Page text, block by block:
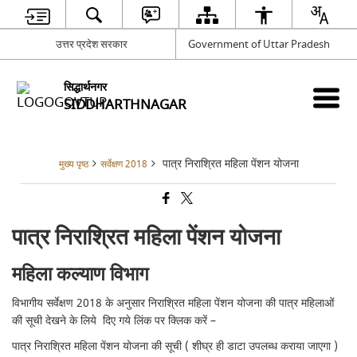
उत्तर प्रदेश सरकार Government of Uttar Pradesh
सिद्धार्थनगर
SIDDHARTHNAGAR
मुख्य पृष्ठ सर्वेक्षण 2018 पात्र निराश्रित महिला पेंशन योजना
पात्र निराश्रित महिला पेंशन योजना
महिला कल्याण विभाग
विभागीय सर्वेक्षण 2018 के अनुसार निराश्रित महिला पेंशन योजना की पात्र महिलाओं
की सूची देखने के लिये दिए गये लिंक पर क्लिक करें –
पात्र निराश्रित महिला पेंशन योजना की सूची ( शीघ्र ही डाटा उपलब्ध कराया जाएगा )